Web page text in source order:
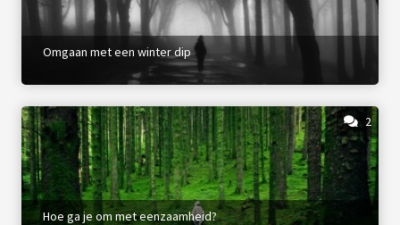
Omgaan met een winter dip
2
Hoe ga je om met eenzaamheid?